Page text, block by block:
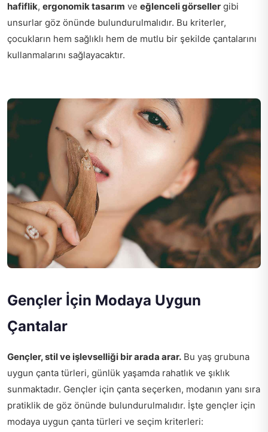
hafiflik, ergonomik tasarım ve eğlenceli görseller gibi
unsurlar göz önünde bulundurulmalıdır. Bu kriterler,
çocukların hem sağlıklı hem de mutlu bir şekilde çantalarını
kullanmalarını sağlayacaktır.
Gençler İçin Modaya Uygun
Çantalar
Gençler, stil ve işlevselliği bir arada arar. Bu yaş grubuna
uygun çanta türleri, günlük yaşamda rahatlık ve şıklık
sunmaktadır. Gençler için çanta seçerken, modanın yanı sıra
pratiklik de göz önünde bulundurulmalıdır. İşte gençler için
modaya uygun çanta türleri ve seçim kriterleri: